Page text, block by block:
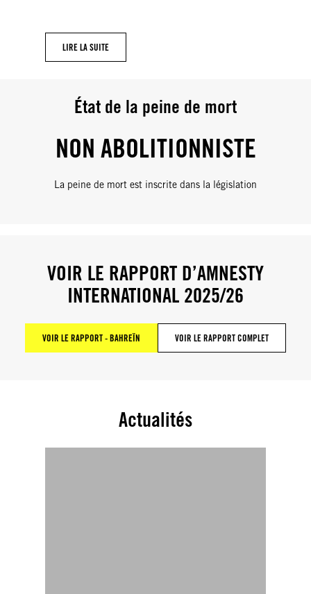
LIRE LA SUITE
État de la peine de mort
NON ABOLITIONNISTE
La peine de mort est inscrite dans la législation
VOIR LE RAPPORT D’AMNESTY
INTERNATIONAL 2025/26
VOIR LE RAPPORT - BAHREÏN VOIR LE RAPPORT COMPLET
Actualités